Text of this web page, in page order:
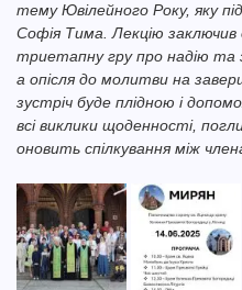
тему Ювілейного Року, яку
Софія Тима. Лекцію заключив
триетапну гру про надію та
а опісля до молитви на
зустріч буде плідною і
всі виклики щоденності,
оновить спілкування між